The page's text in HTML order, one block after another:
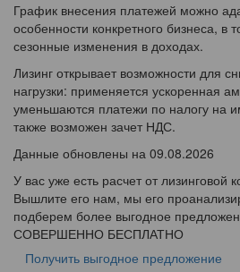
График внесения платежей можно
особенности конкретного бизнеса, в
сезонные изменения в доходах.
Лизинг открывает возможности для
нагрузки: применяется ускоренная
уменьшаются платежи по налогу на
также возможен зачет НДС.
Данные обновлены на 09.08.2026
У вас уже есть расчет от лизинговой
Вышлите его нам, мы его
подберем более выгодное
СОВЕРШЕННО БЕСПЛАТНО
Получить выгодное предложение